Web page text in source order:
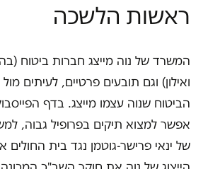
ראשות הלשכה
המשרד של נוה מייצג חברות ביטוח
ואילון) וגם תובעים פרטיים, לעיתים
הביטוח שנוה עצמו מייצג. בדף
אפשר למצוא תיקים בפרופיל גבוה,
של ינאי פרישר-גוטמן נגד בית החולים